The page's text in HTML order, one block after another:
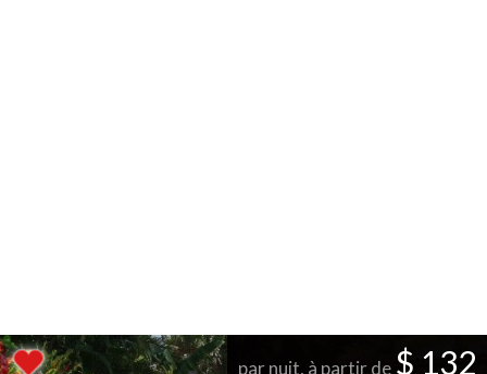
par nuit, à partir de $ 132